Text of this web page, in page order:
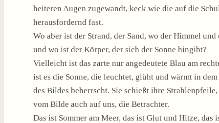
heiteren Augen zugewandt, keck wie die auf die
herausfordernd fast.
Wo aber ist der Strand, der Sand, wo der Himmel
und wo ist der Körper, der sich der Sonne hingibt?
Vielleicht ist das zarte nur angedeutete Blau am
ist es die Sonne, die leuchtet, glüht und wärmt in
des Bildes beherrscht. Sie schießt ihre
vom Bilde auch auf uns, die Betrachter.
Das ist Sommer am Meer, das ist Glut und Hitze,